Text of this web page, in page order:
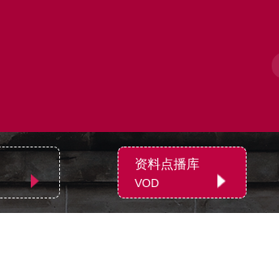
资料点播库
VOD